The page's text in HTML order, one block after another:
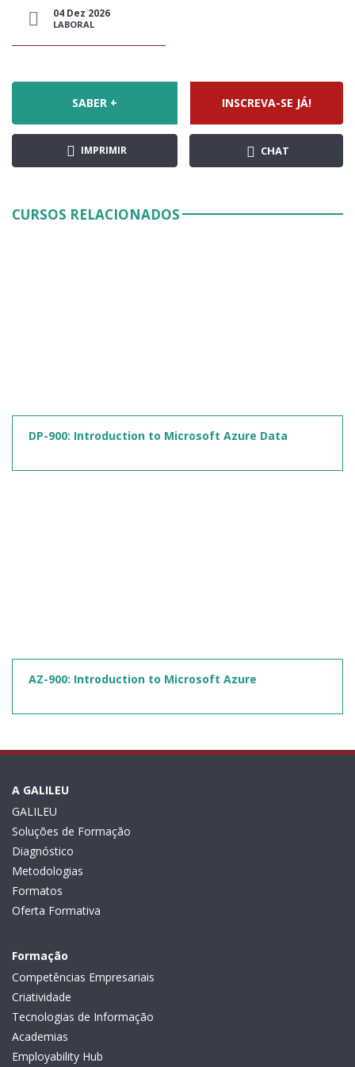
04 Dez 2026
LABORAL
SABER + INSCREVA-SE JÁ!
IMPRIMIR CHAT
CURSOS RELACIONADOS
DP-900: Introduction to Microsoft Azure Data
AZ-900: Introduction to Microsoft Azure
A GALILEU
GALILEU
Soluções de Formação
Diagnóstico
Metodologias
Formatos
Oferta Formativa
Formação
Competências Empresariais
Criatividade
Tecnologias de Informação
Academias
Employability Hub